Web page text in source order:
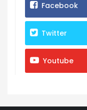
Facebook
Twitter
Youtube